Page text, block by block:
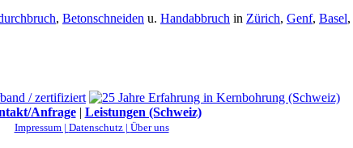
, Betonschneiden u. Handabbruch in Zürich, Genf, Basel,
Anfrage| Leistungen (Schweiz)
Impressum | Datenschutz | Über uns